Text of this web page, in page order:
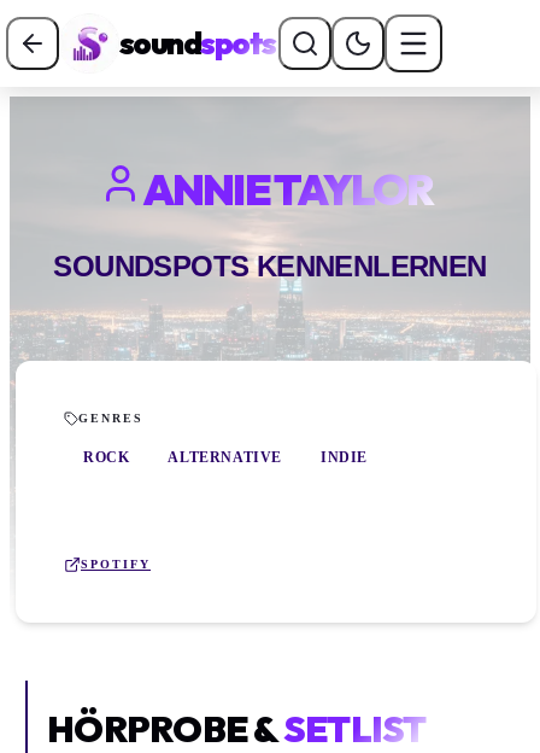
soundspots
ANNIE TAYLOR
SOUNDSPOTS KENNENLERNEN
GENRES
ROCK ALTERNATIVE INDIE
SPOTIFY
HÖRPROBE &SETLIST